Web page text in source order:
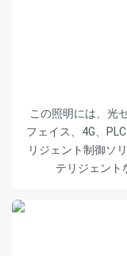
この照明には、光
フェイス、4G、
リジェント制御ソ
テリジェント